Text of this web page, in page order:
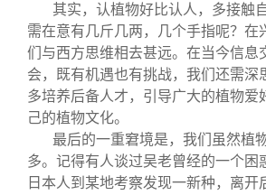
其实，认植物好比认人，多接触
需在意有几斤几两，几个手指呢？在
们与西方思维相去甚远。在当今信息
会，既有机遇也有挑战，我们还需深
多培养后备人才，引导广大的植物爱
己的植物文化。
最后的一重窘境是，我们虽然植
多。记得有人谈过吴老曾经的一个困
日本人到某地考察发现一新种，离开